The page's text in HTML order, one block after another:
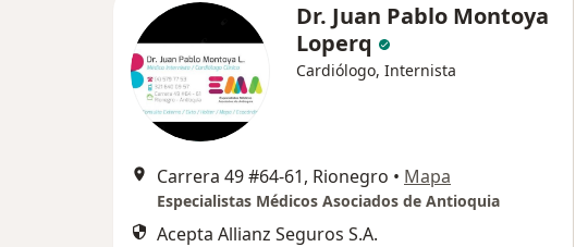
Dr. Juan Pablo Montoya
Loperq
Cardiólogo, Internista
Carrera 49 #64-61, Rionegro • Mapa
Especialistas Médicos Asociados de Antioquia
Acepta Allianz Seguros S.A.